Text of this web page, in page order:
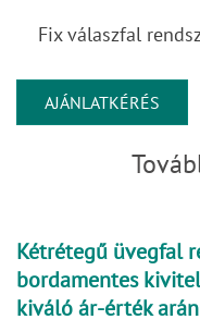
Fix válaszfal
AJÁNLATKÉRÉS
Kétrétegű üvegfal
bordamentes
kiváló ár-érték